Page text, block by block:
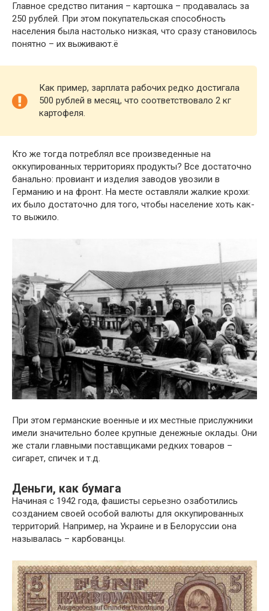
Главное средство питания – картошка – продавалась за
250 рублей. При этом покупательская способность
населения была настолько низкая, что сразу становилось
понятно – их выживают.ё
Как пример, зарплата рабочих редко достигала
500 рублей в месяц, что соответствовало 2 кг
картофеля.
Кто же тогда потреблял все произведенные на
оккупированных территориях продукты? Все достаточно
банально: провиант и изделия заводов увозили в
Германию и на фронт. На месте оставляли жалкие крохи:
их было достаточно для того, чтобы население хоть как-
то выжило.
При этом германские военные и их местные прислужники
имели значительно более крупные денежные оклады. Они
же стали главными поставщиками редких товаров –
сигарет, спичек и т.д.
Деньги, как бумага
Начиная с 1942 года, фашисты серьезно озаботились
созданием своей особой валюты для оккупированных
территорий. Например, на Украине и в Белоруссии она
называлась – карбованцы.